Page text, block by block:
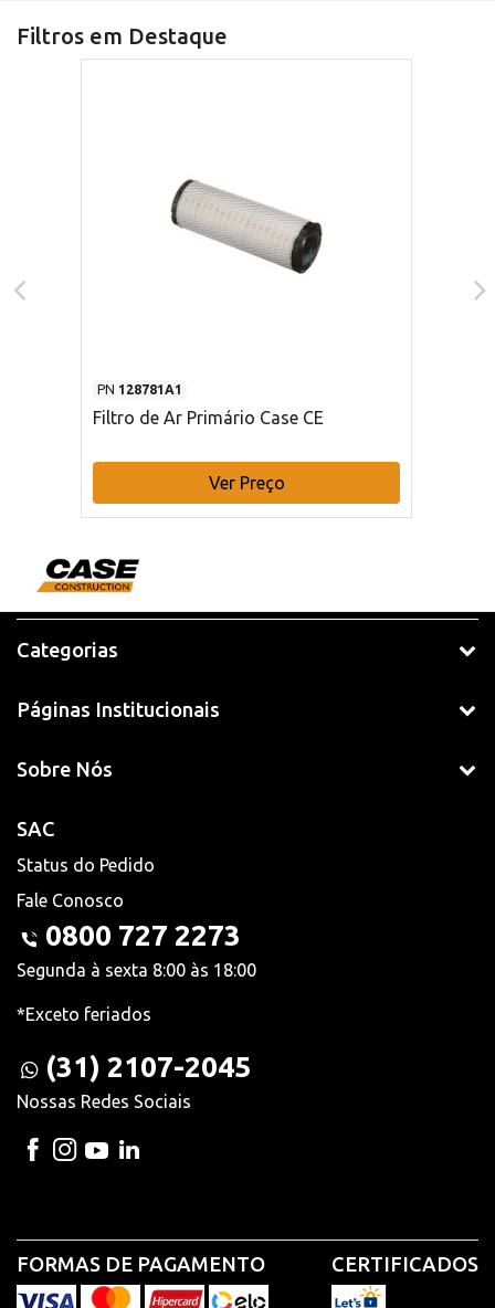
Filtros em Destaque
PN 128781A1
Filtro de Ar Primário Case CE
Ver Preço
Categorias
Páginas Institucionais
Sobre Nós
SAC
Status do Pedido
Fale Conosco
0800 727 2273
Segunda à sexta 8:00 às 18:00
*Exceto feriados
(31) 2107-2045
Nossas Redes Sociais
FORMAS DE PAGAMENTO CERTIFICADOS